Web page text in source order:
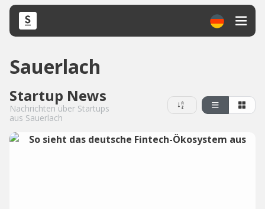
Sauerlach
Startup News
Nachrichten über Startups
aus Sauerlach